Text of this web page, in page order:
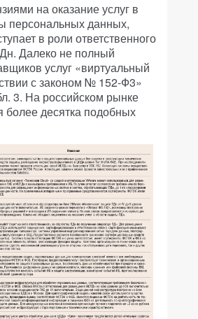
на оказание услуг в
персональных данных,
в роли ответственного
Далеко не полный
услуг «виртуальный
с законом № 152-Ф3»
3. На российском рынке
более десятка подобных